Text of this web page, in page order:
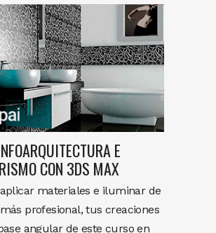
E
CON 3DS MAX
materiales e iluminar de
profesional, tus creaciones
angular de este curso en